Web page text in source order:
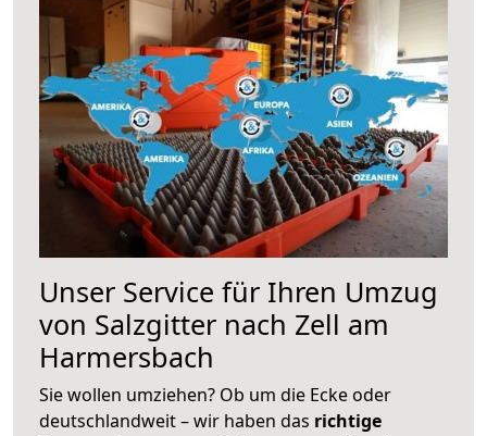
Unser Service für Ihren Umzug
von Salzgitter nach Zell am
Harmersbach
Sie wollen umziehen? Ob um die Ecke oder
deutschlandweit – wir haben das richtige